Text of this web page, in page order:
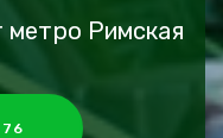
Римская